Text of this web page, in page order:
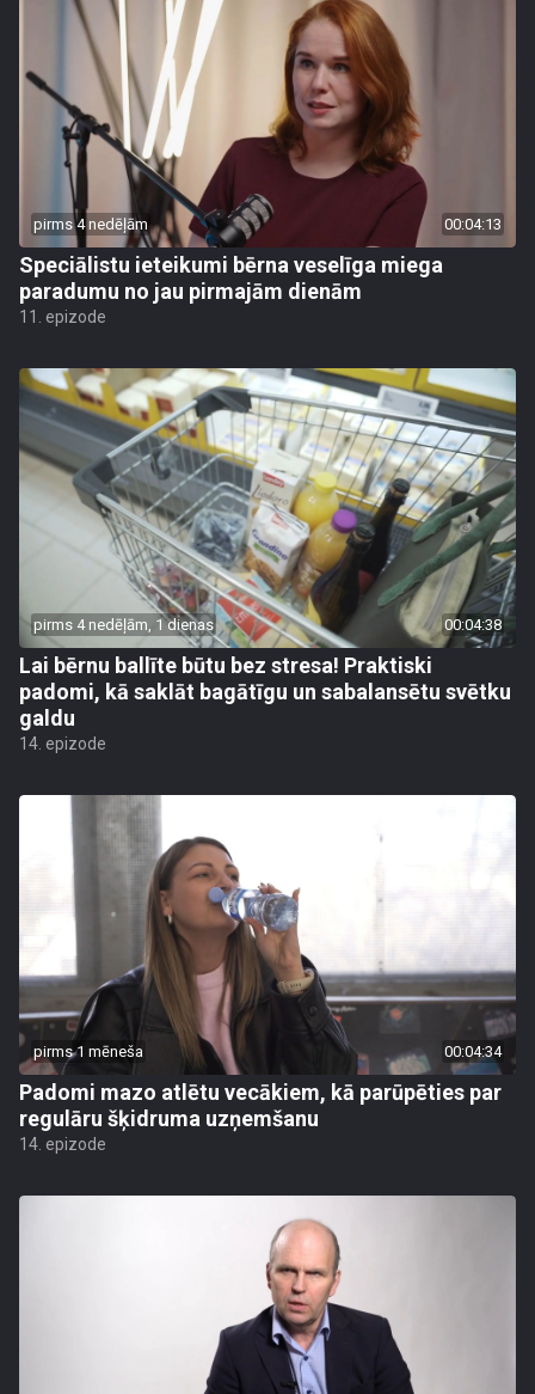
pirms 4 nedēļām 00:04:13
Speciālistu ieteikumi bērna veselīga miega
paradumu no jau pirmajām dienām
11. epizode
pirms 4 nedēļām, 1 dienas 00:04:38
Lai bērnu ballīte būtu bez stresa! Praktiski
padomi, kā saklāt bagātīgu un sabalansētu svētku
galdu
14. epizode
pirms 1 mēneša 00:04:34
Padomi mazo atlētu vecākiem, kā parūpēties par
regulāru šķidruma uzņemšanu
14. epizode